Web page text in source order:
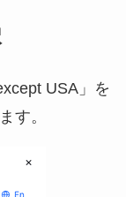
USA」を
す。